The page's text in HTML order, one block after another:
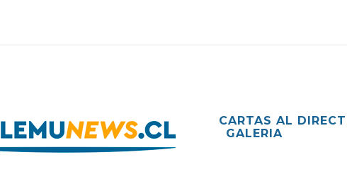
CARTAS AL
GALERIA